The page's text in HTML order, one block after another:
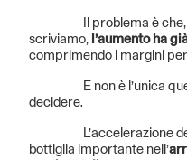
Il problema è
scriviamo, l’aumento ha
comprimendo i margini
E non è l’unica
decidere.
L’accelerazione
bottiglia importante nell’